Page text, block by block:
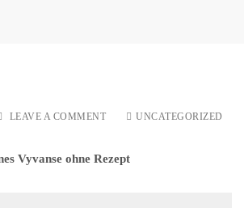
LEAVE A COMMENTON
REZEPT
UNCATEGORIZED
Vyvanse ohne Rezept